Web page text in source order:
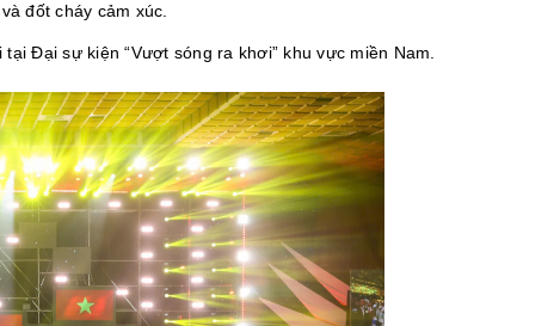
đốt cháy cảm xúc.
Đại sự kiện “Vượt sóng ra khơi” khu vực miền Nam.